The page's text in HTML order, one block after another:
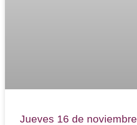
Jueves 16 de noviembre